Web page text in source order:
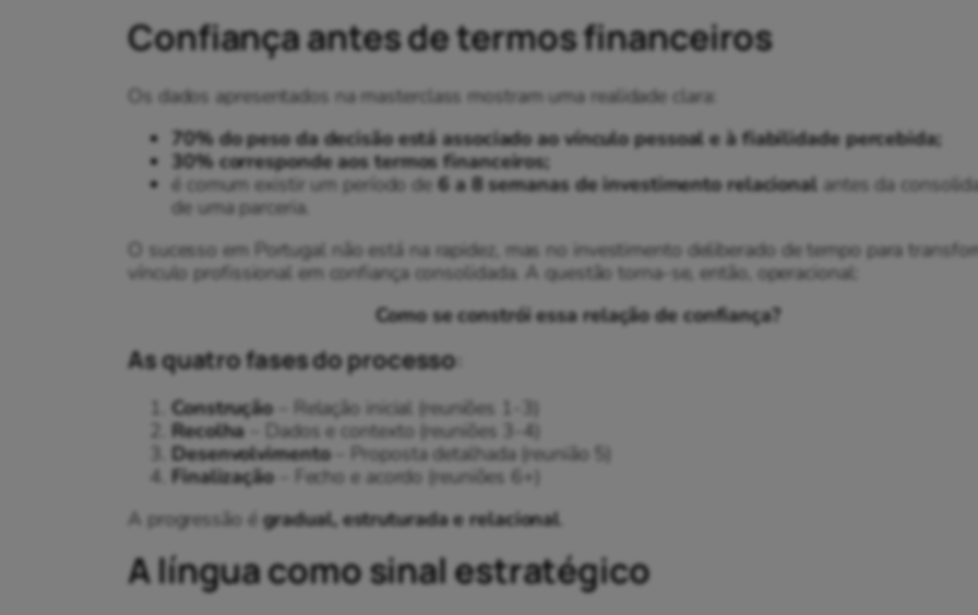
Confiança antes de termos financeiros
Os dados apresentados na masterclass mostram uma realidade clara:
70% do peso da decisão está associado ao vínculo pessoal e à fiabilidade percebida;
30% corresponde aos termos financeiros;
é comum existir um período de6 a 8 semanas de investimento relacional antes da
de uma parceria.
O sucesso em Portugal não está na rapidez, mas no investimento deliberado de tempo para
vínculo profissional em confiança consolidada. A questão torna-se, então, operacional:
Como se constrói essa relação de confiança?
As quatro fases do processo:
Construção– Relação inicial (reuniões 1-3)
Recolha – Dados e contexto (reuniões 3-4)
Desenvolvimento– Proposta detalhada (reunião 5)
Finalização– Fecho e acordo (reuniões 6+)
A progressão égradual, estruturada e relacional
A língua como sinal estratégico